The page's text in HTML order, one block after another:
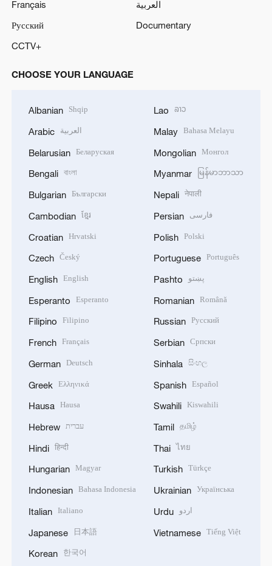
Français
العربية
Русский
Documentary
CCTV+
CHOOSE YOUR LANGUAGE
Albanian Shqip
Arabic العربية
Belarusian Беларуская
Bengali বাংলা
Bulgarian Български
Cambodian ខ្មែរ
Croatian Hrvatski
Czech Český
English English
Esperanto Esperanto
Filipino Filipino
French Français
German Deutsch
Greek Ελληνικά
Hausa Hausa
Hebrew עברית
Hindi हिन्दी
Hungarian Magyar
Indonesian Bahasa Indonesia
Italian Italiano
Japanese 日本語
Korean 한국어
Lao ລາວ
Malay Bahasa Melayu
Mongolian Монгол
Myanmar မြန်မာဘာသာ
Nepali नेपाली
Persian فارسی
Polish Polski
Portuguese Português
Pashto پښتو
Romanian Română
Russian Русский
Serbian Српски
Sinhala සිංහල
Spanish Español
Swahili Kiswahili
Tamil தமிழ்
Thai ไทย
Turkish Türkçe
Ukrainian Українська
Urdu اردو
Vietnamese Tiếng Việt